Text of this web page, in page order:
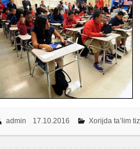
admin 17.10.2016 Xorijda ta’lim